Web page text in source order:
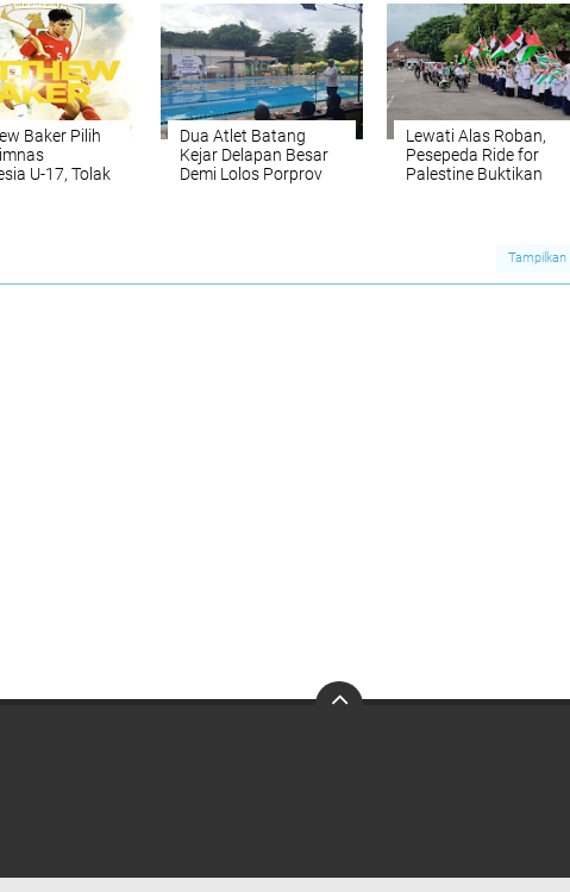
Baker Pilih
U-17, Tolak
Dua Atlet Batang
Kejar Delapan Besar
Demi Lolos Porprov
Lewati Alas Roban,
Pesepeda Ride for
Palestine Buktikan
Tampilkan